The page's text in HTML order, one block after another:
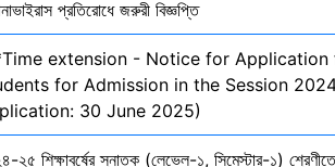
প্রতিরোধে জরুরী বিজ্ঞপ্তি
extension - Notice for Application
for Admission in the Session
30 June 2025)
২৫ শিক্ষাবর্ষের স্নাতক (লেভেল-১, সিমেস্টার-১) শ্রেণীতে